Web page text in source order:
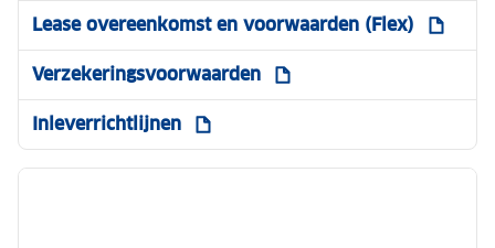
Lease overeenkomst en voorwaarden (Flex)
Verzekeringsvoorwaarden
Inleverrichtlijnen